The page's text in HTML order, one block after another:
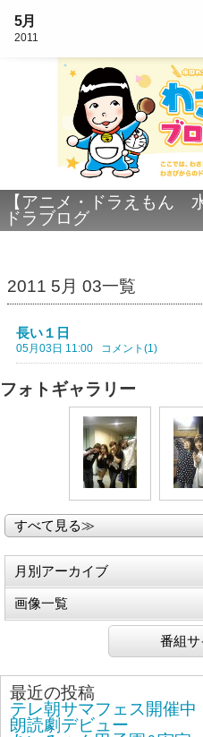
5月
2011
【アニメ・ドラえもん
ドラブログ
2011 5月 03一覧
長い１日
05月03日 11:00 コメント(1)
フォトギャラリー
すべて見る≫
月別アーカイブ
画像一覧
番組
最近の投稿
テレ朝サマフェス開催中
朗読劇デビュー